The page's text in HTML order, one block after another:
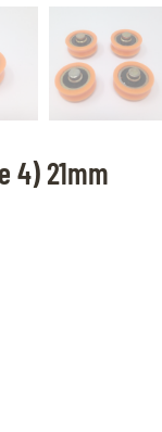
4) 21mm